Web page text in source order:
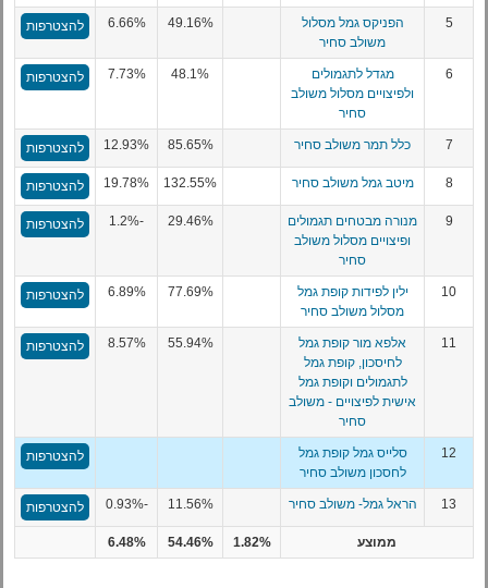
5
הפניקס גמל מסלול
משולב סחיר
49.16%
6.66% להצטרפות
6
מגדל לתגמולים
ולפיצויים מסלול משולב
סחיר
48.1%
7.73% להצטרפות
7 כלל תמר משולב סחיר 85.65%
12.93% להצטרפות
8 מיטב גמל משולב סחיר 132.55%
19.78% להצטרפות
9
מנורה מבטחים תגמולים
ופיצויים מסלול משולב
סחיר
29.46%
-1.2% להצטרפות
10
ילין לפידות קופת גמל
מסלול משולב סחיר
77.69%
6.89% להצטרפות
11
אלפא מור קופת גמל
לחיסכון, קופת גמל
לתגמולים וקופת גמל
אישית לפיצויים - משולב
סחיר
55.94%
8.57% להצטרפות
12
סלייס גמל קופת גמל
לחסכון משולב סחיר
להצטרפות
13 הראל גמל- משולב סחיר 11.56%
-0.93% להצטרפות
ממוצע 1.82%
54.46%
6.48%